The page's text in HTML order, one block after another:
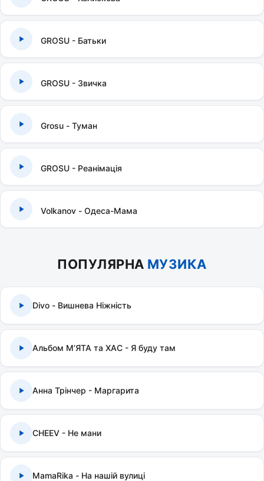
GROSU - Батьки
GROSU - Звичка
Grosu - Туман
GROSU - Реанімація
Volkanov - Одеса-Мама
ПОПУЛЯРНА МУЗИКА
Divo - Вишнева Ніжність
Альбом МʼЯТА та ХАС - Я буду там
Анна Трінчер - Маргарита
CHEEV - Не мани
MamaRika - На нашій вулиці